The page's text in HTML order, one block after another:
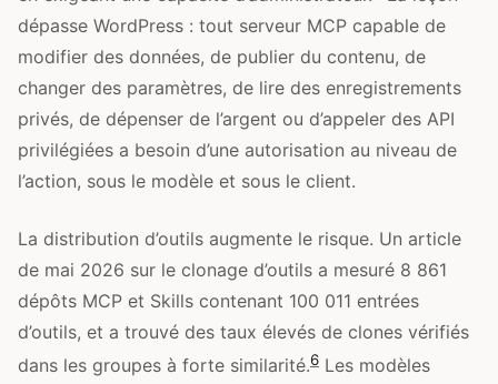
dépasse WordPress : tout serveur MCP capable de
modifier des données, de publier du contenu, de
changer des paramètres, de lire des enregistrements
privés, de dépenser de l’argent ou d’appeler des API
privilégiées a besoin d’une autorisation au niveau de
l’action, sous le modèle et sous le client.
La distribution d’outils augmente le risque. Un article
de mai 2026 sur le clonage d’outils a mesuré 8 861
dépôts MCP et Skills contenant 100 011 entrées
d’outils, et a trouvé des taux élevés de clones vérifiés
dans les groupes à forte similarité.6 Les modèles